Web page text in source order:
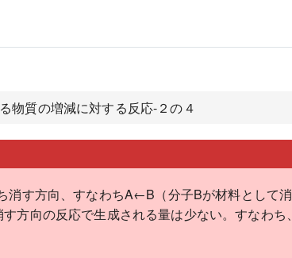
物質の増減に対する反応-２の４
す方向、すなわちA←B（分子Bが材料として
方向の反応で生成される量は少ない。すなわ